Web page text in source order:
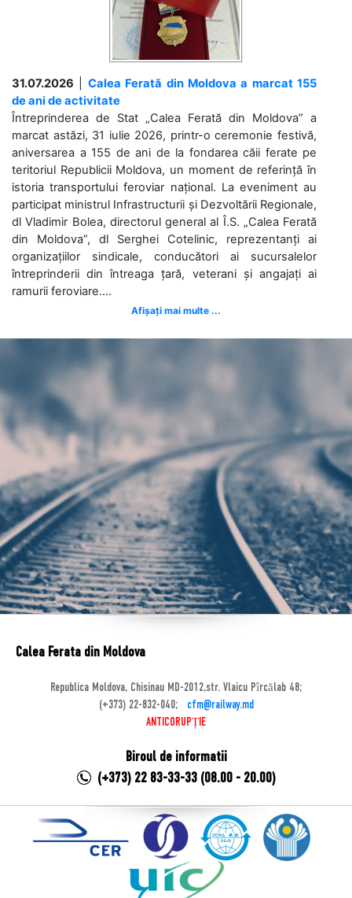
31.07.2026
Calea Ferată din Moldova a marcat 155
de ani de activitate
Întreprinderea de Stat „Calea Ferată din Moldova” a
marcat astăzi, 31 iulie 2026, printr-o ceremonie festivă,
aniversarea a 155 de ani de la fondarea căii ferate pe
teritoriul Republicii Moldova, un moment de referință în
istoria transportului feroviar național. La eveniment au
participat ministrul Infrastructurii și Dezvoltării Regionale,
dl Vladimir Bolea, directorul general al Î.S. „Calea Ferată
din Moldova”, dl Serghei Cotelinic, reprezentanți ai
organizațiilor sindicale, conducători ai sucursalelor
întreprinderii din întreaga țară, veterani și angajați ai
ramurii feroviare....
Afișați mai multe ...
Calea Ferata din Moldova
Republica Moldova, Chisinau MD-2012,str. Vlaicu Pîrcălab 48;
(+373) 22-832-040;
cfm@railway.md
ANTICORUPȚIE
Biroul de informatii
(+373) 22 83-33-33 (08.00 - 20.00)